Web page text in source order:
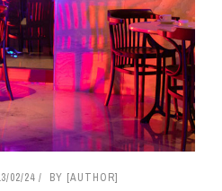
02/24 BY [AUTHOR]